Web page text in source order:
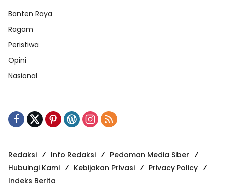
Banten Raya
Ragam
Peristiwa
Opini
Nasional
Redaksi Info Redaksi
Pedoman Media Siber
Hubuingi Kami
Kebijakan Privasi
Privacy Policy
Indeks Berita